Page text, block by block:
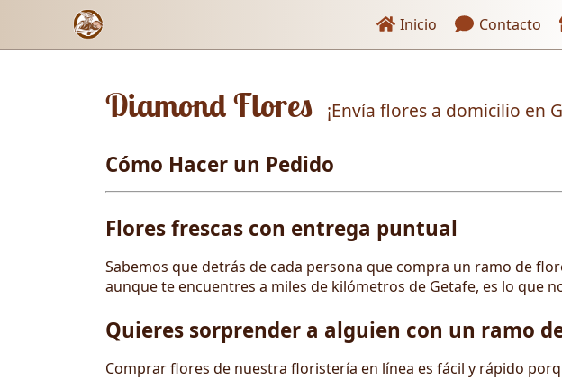
Enlaces de
Inicio Contacto
Diamond Flores ¡Envía flores a domicilio en
Cómo Hacer un Pedido
Flores frescas con entrega puntual
Sabemos que detrás de cada persona que compra un ramo de
aunque te encuentres a miles de kilómetros de Getafe, es lo que
Quieres sorprender a alguien con un ramo
Comprar flores de nuestra floristería en línea es fácil y rápido